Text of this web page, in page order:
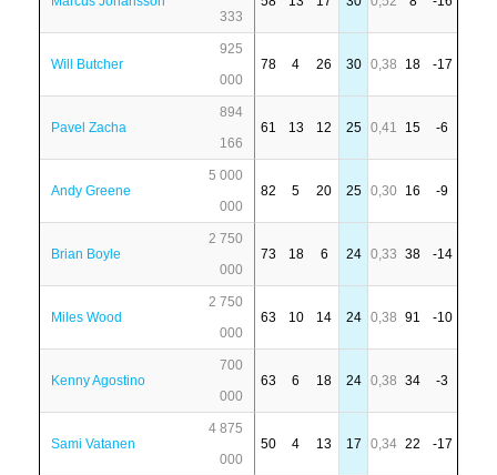
333
Will Butcher
925
000
78 4 26 30 0,38 18 -17
Pavel Zacha
894
166
61 13 12 25 0,41 15 -6
Andy Greene
5 000
000
82 5 20 25 0,30 16 -9
Brian Boyle
2 750
000
73 18 6 24 0,33 38 -14
Miles Wood
2 750
000
63 10 14 24 0,38 91 -10
Kenny Agostino
700
000
63 6 18 24 0,38 34 -3
Sami Vatanen
4 875
000
50 4 13 17 0,34 22 -17